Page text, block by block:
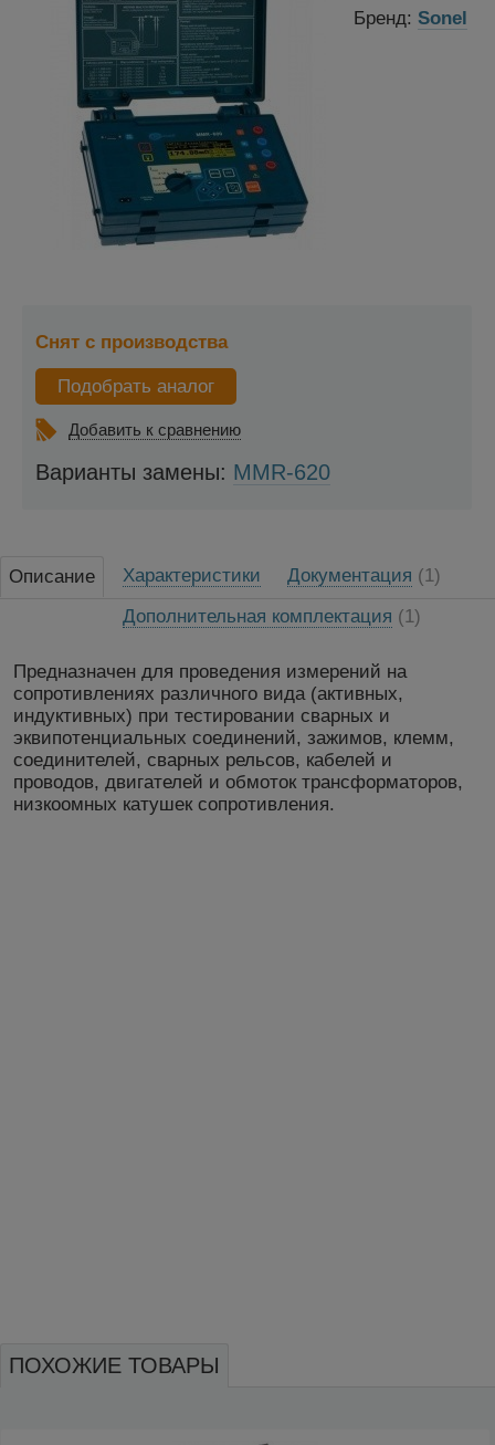
Бренд: Sonel
Снят с производства
Подобрать аналог
Добавить к сравнению
Варианты замены: MMR-620
Описание Характеристики Документация (1)
Дополнительная комплектация (1)
Предназначен для проведения измерений на
сопротивлениях различного вида (активных,
индуктивных) при тестировании сварных и
эквипотенциальных соединений, зажимов, клемм,
соединителей, сварных рельсов, кабелей и
проводов, двигателей и обмоток трансформаторов,
низкоомных катушек сопротивления.
ПОХОЖИЕ ТОВАРЫ